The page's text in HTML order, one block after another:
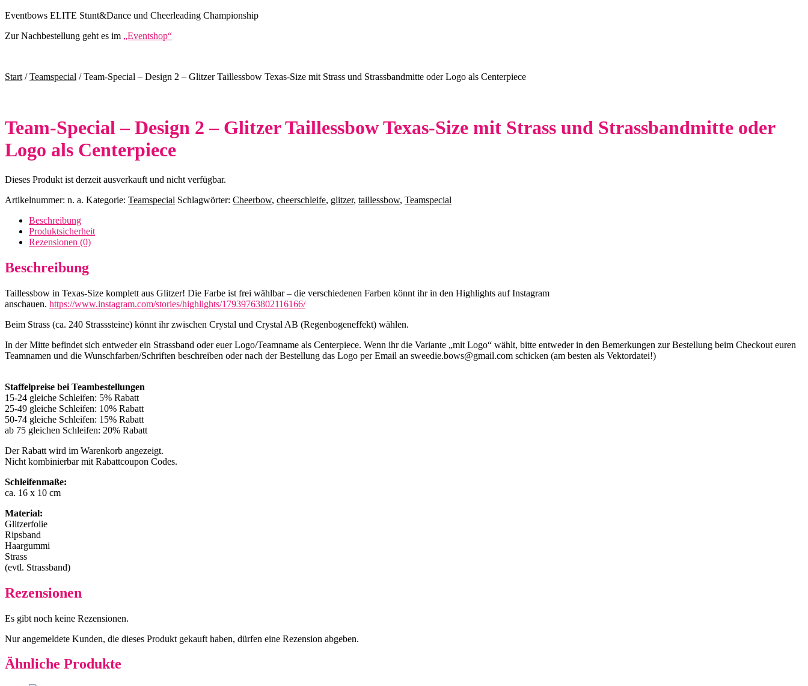
Eventbows ELITE Stunt&Dance und Cheerleading Championship
Zur Nachbestellung geht es im „Eventshop“
Start /Teamspecial /Team-Special – Design 2 – Glitzer Taillessbow Texas-Size mit Strass und Strassbandmitte oder Logo als Centerpiece
Team-Special – Design 2 – Glitzer Taillessbow Texas-Size mit Strass und Strassbandmitte oder
Logo als Centerpiece
Dieses Produkt ist derzeit ausverkauft und nicht verfügbar.
Artikelnummer: n. a. Kategorie: Teamspecial Schlagwörter: Cheerbow, cheerschleife, glitzer, taillessbow, Teamspecial
Beschreibung
Produktsicherheit
Rezensionen (0)
Beschreibung
Taillessbow in Texas-Size komplett aus Glitzer! Die Farbe ist frei wählbar – die verschiedenen Farben könnt ihr in den Highlights auf Instagram
anschauen. https://www.instagram.com/stories/highlights/17939763802116166/
Beim Strass (ca. 240 Strasssteine) könnt ihr zwischen Crystal und Crystal AB (Regenbogeneffekt) wählen.
In der Mitte befindet sich entweder ein Strassband oder euer Logo/Teamname als Centerpiece. Wenn ihr die Variante „mit Logo“ wählt, bitte entweder in den Bemerkungen zur Bestellung beim Checkout euren
Teamnamen und die Wunschfarben/Schriften beschreiben oder nach der Bestellung das Logo per Email an sweedie.bows@gmail.com schicken (am besten als Vektordatei!)
Staffelpreise bei Teambestellungen
15-24 gleiche Schleifen: 5% Rabatt
25-49 gleiche Schleifen: 10% Rabatt
50-74 gleiche Schleifen: 15% Rabatt
ab 75 gleichen Schleifen: 20% Rabatt
Der Rabatt wird im Warenkorb angezeigt.
Nicht kombinierbar mit Rabattcoupon Codes.
Schleifenmaße:
ca. 16 x 10 cm
Material:
Glitzerfolie
Ripsband
Haargummi
Strass
(evtl. Strassband)
Rezensionen
Es gibt noch keine Rezensionen.
Nur angemeldete Kunden, die dieses Produkt gekauft haben, dürfen eine Rezension abgeben.
Ähnliche Produkte